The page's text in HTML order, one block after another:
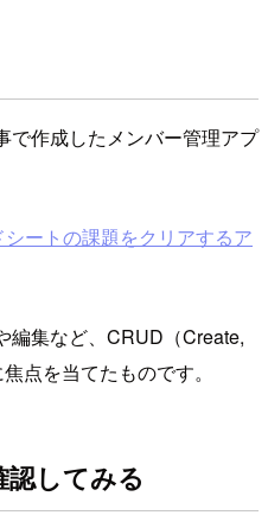
で作成したメンバー管理アプ
ートの課題をクリアするア
編集など、CRUD（Create,
点を当てたものです。
してみる